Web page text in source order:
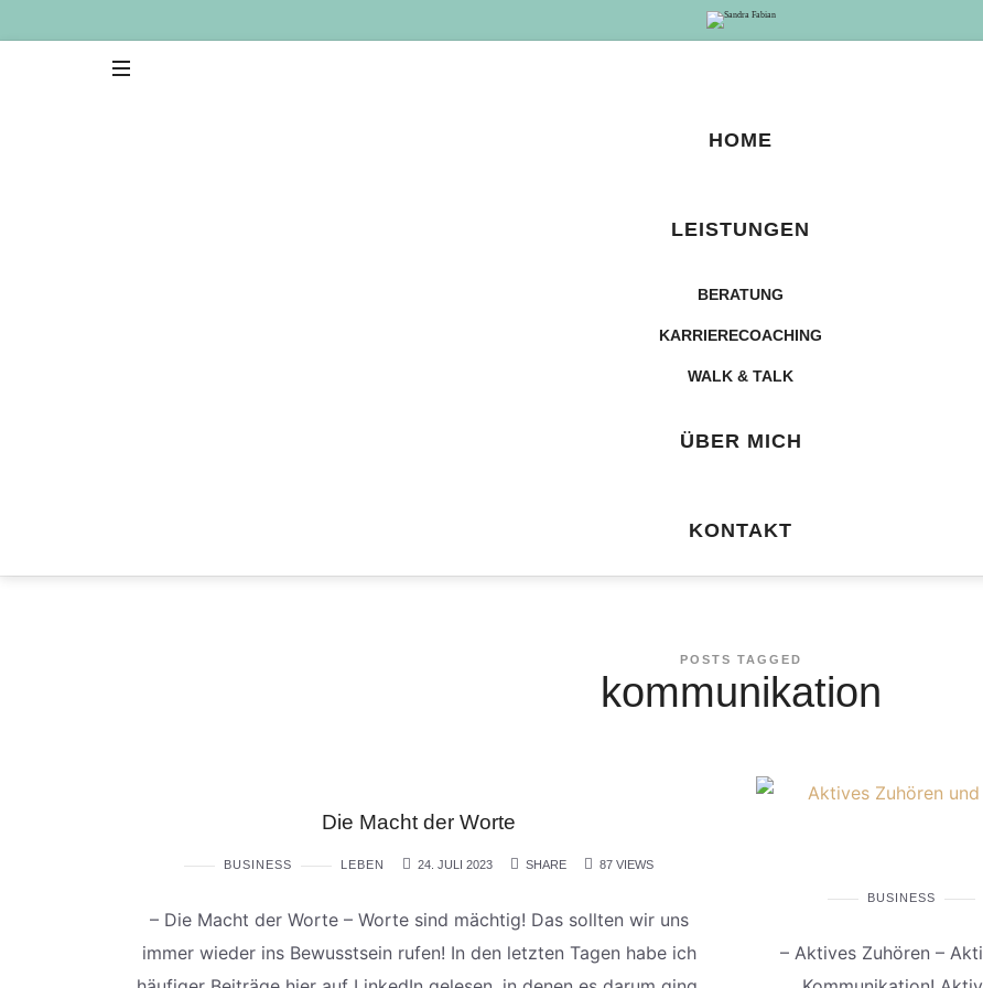
Sandra
Fabian
HOME
LEISTUNGEN
BERATUNG
KARRIERECOACHING
WALK & TALK
ÜBER MICH
KONTAKT
POSTS TAGGED
kommunikation
Die Macht der Worte
BUSINESS LEBEN 24. JULI 2023 SHARE 87 VIEWS
– Die Macht der Worte – Worte sind mächtig! Das sollten wir uns
immer wieder ins Bewusstsein rufen! In den letzten Tagen habe ich
BUSINESS
– Aktives Zuhören –